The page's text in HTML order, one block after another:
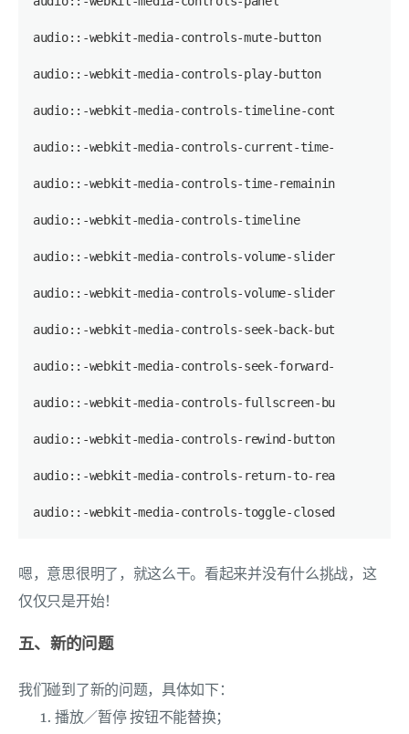
audio::-webkit-media-controls-mute-button
audio::-webkit-media-controls-play-button
audio::-webkit-media-controls-timeline-container
audio::-webkit-media-controls-current-time-display
audio::-webkit-media-controls-time-remaining-display
audio::-webkit-media-controls-timeline
audio::-webkit-media-controls-volume-slider-container
audio::-webkit-media-controls-volume-slider
audio::-webkit-media-controls-seek-back-button
audio::-webkit-media-controls-seek-forward-button
audio::-webkit-media-controls-fullscreen-button
audio::-webkit-media-controls-rewind-button
audio::-webkit-media-controls-return-to-realtime-
audio::-webkit-media-controls-toggle-closed-captions-
嗯，意思很明了，就这么干。看起来并没有什么挑战，这
仅仅只是开始！
五、新的问题
我们碰到了新的问题，具体如下：
播放／暂停 按钮不能替换；